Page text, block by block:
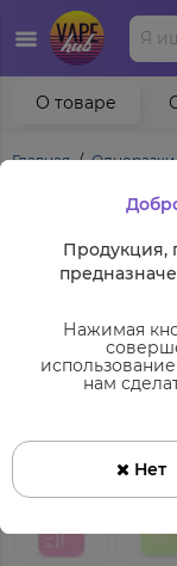
Главная Одноразки
Bc3000 на
О товаре
Продукция,
Нажимая
нам
Нет